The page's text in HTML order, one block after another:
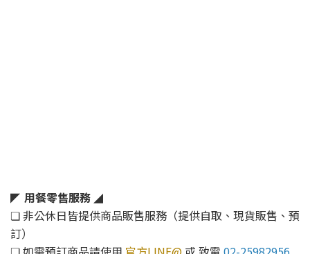
◤ 用餐零售服務 ◢
❏ 非公休日皆提供商品販售服務（提供自取、現貨販售、預
訂）